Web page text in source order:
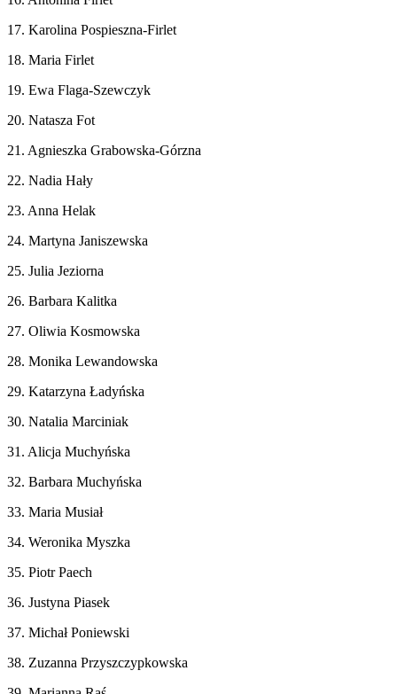
17. Karolina Pospieszna-Firlet
18. Maria Firlet
19. Ewa Flaga-Szewczyk
20. Natasza Fot
21. Agnieszka Grabowska-Górzna
22. Nadia Hały
23. Anna Helak
24. Martyna Janiszewska
25. Julia Jeziorna
26. Barbara Kalitka
27. Oliwia Kosmowska
28. Monika Lewandowska
29. Katarzyna Ładyńska
30. Natalia Marciniak
31. Alicja Muchyńska
32. Barbara Muchyńska
33. Maria Musiał
34. Weronika Myszka
35. Piotr Paech
36. Justyna Piasek
37. Michał Poniewski
38. Zuzanna Przyszczypkowska